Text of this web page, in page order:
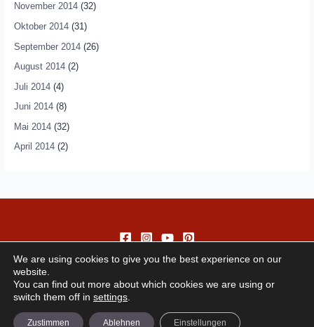
November 2014(32)
Oktober 2014(31)
September 2014(26)
August 2014(2)
Juli 2014(4)
Juni 2014(8)
Mai 2014(32)
April 2014(2)
Copyright © 2026 andando
We are using cookies to give you the best experience on our
website.
You can find out more about which cookies we are using or
switch them off in settings
Zustimmen Ablehnen Einstellungen